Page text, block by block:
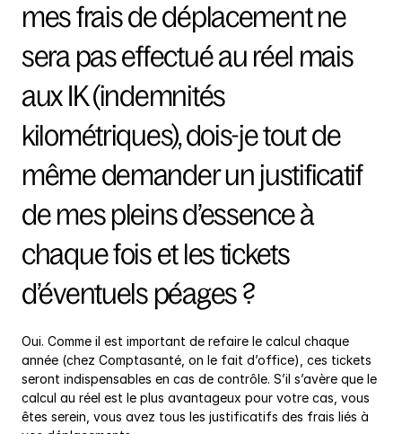
mes frais de déplacement ne
sera pas effectué au réel mais
aux IK (indemnités
kilométriques), dois-je tout de
même demander un justificatif
de mes pleins d’essence à
chaque fois et les tickets
d’éventuels péages ?
Oui. Comme il est important de refaire le calcul chaque
année (chez Comptasanté, on le fait d’office), ces tickets
seront indispensables en cas de contrôle. S’il s’avère que le
calcul au réel est le plus avantageux pour votre cas, vous
êtes serein, vous avez tous les justificatifs des frais liés à